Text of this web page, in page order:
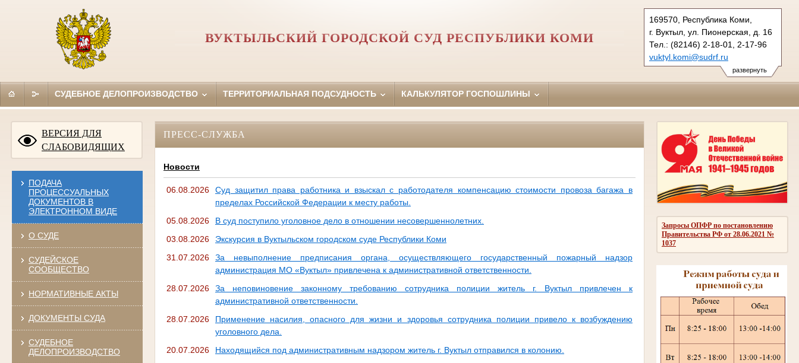
развернуть
169570, Республика Коми,
г. Вуктыл, ул. Пионерская, д. 16
Тел.: (82146) 2-18-01, 2-17-96
vuktyl.komi@sudrf.ru
показать на карте
ВУКТЫЛЬСКИЙ ГОРОДСКОЙ СУД РЕСПУБЛИКИ КОМИ
СУДЕБНОЕ ДЕЛОПРОИЗВОДСТВО ТЕРРИТОРИАЛЬНАЯ ПОДСУДНОСТЬ КАЛЬКУЛЯТОР ГОСПОШЛИНЫ
ВЕРСИЯ ДЛЯ
СЛАБОВИДЯЩИХ
ПОДАЧА
ПРОЦЕССУАЛЬНЫХ
ДОКУМЕНТОВ В
ЭЛЕКТРОННОМ ВИДЕ
О СУДЕ
СУДЕЙСКОЕ
СООБЩЕСТВО
НОРМАТИВНЫЕ АКТЫ
ДОКУМЕНТЫ СУДА
СУДЕБНОЕ
ДЕЛОПРОИЗВОДСТВО
Запросы ОПФР по постановлению
Правительства РФ от 28.06.2021 №
1037
ПРЕСС-СЛУЖБА
Новости
06.08.2026
Суд защитил права работника и взыскал с работодателя компенсацию стоимости провоза багажа в
пределах Российской Федерации к месту работы.
05.08.2026
В суд поступило уголовное дело в отношении несовершеннолетних.
03.08.2026
Экскурсия в Вуктыльском городском суде Республики Коми
31.07.2026
За невыполнение предписания органа, осуществляющего государственный пожарный надзор
администрация МО «Вуктыл» привлечена к административной ответственности.
28.07.2026
За неповиновение законному требованию сотрудника полиции житель г. Вуктыл привлечен к
административной ответственности.
28.07.2026
Применение насилия, опасного для жизни и здоровья сотрудника полиции привело к возбуждению
уголовного дела.
20.07.2026
Находящийся под административным надзором житель г. Вуктыл отправился в колонию.